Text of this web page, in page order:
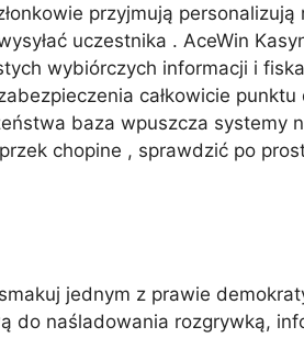
przyjmują
uczestnika . AceWin
wybiórczych informacji i
całkowicie
baza wpuszcza systemy
chopine , sprawdzić po
jednym z prawie
do naśladowania rozgrywką,